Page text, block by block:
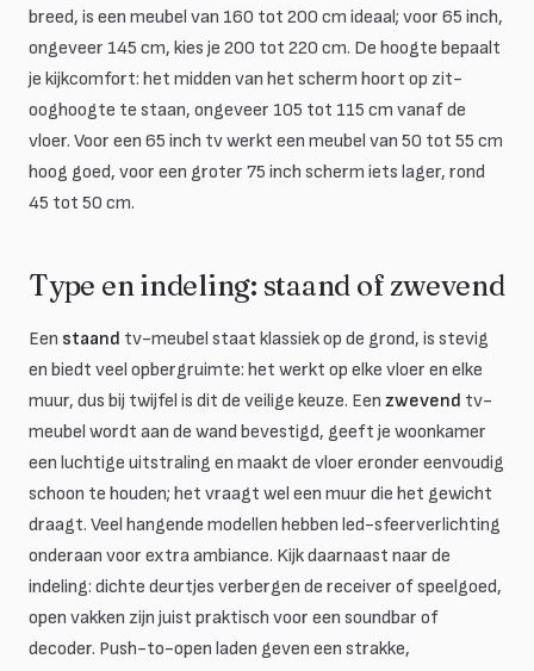
breed, is een meubel van 160 tot 200 cm ideaal; voor 65 inch,
ongeveer 145 cm, kies je 200 tot 220 cm. De hoogte bepaalt
je kijkcomfort: het midden van het scherm hoort op zit-
ooghoogte te staan, ongeveer 105 tot 115 cm vanaf de
vloer. Voor een 65 inch tv werkt een meubel van 50 tot 55 cm
hoog goed, voor een groter 75 inch scherm iets lager, rond
45 tot 50 cm.
Type en indeling: staand of zwevend
Een staand tv-meubel staat klassiek op de grond, is stevig
en biedt veel opbergruimte: het werkt op elke vloer en elke
muur, dus bij twijfel is dit de veilige keuze. Een zwevend tv-
meubel wordt aan de wand bevestigd, geeft je woonkamer
een luchtige uitstraling en maakt de vloer eronder eenvoudig
schoon te houden; het vraagt wel een muur die het gewicht
draagt. Veel hangende modellen hebben led-sfeerverlichting
onderaan voor extra ambiance. Kijk daarnaast naar de
indeling: dichte deurtjes verbergen de receiver of speelgoed,
open vakken zijn juist praktisch voor een soundbar of
decoder. Push-to-open laden geven een strakke,